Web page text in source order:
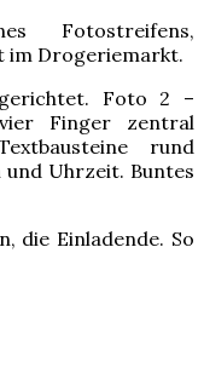
Fotostreifens,
im Drogeriemarkt.
Foto 2 –
Finger zentral
rund
und Uhrzeit. Buntes
die Einladende. So